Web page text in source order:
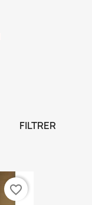
FILTRER
favorite_border